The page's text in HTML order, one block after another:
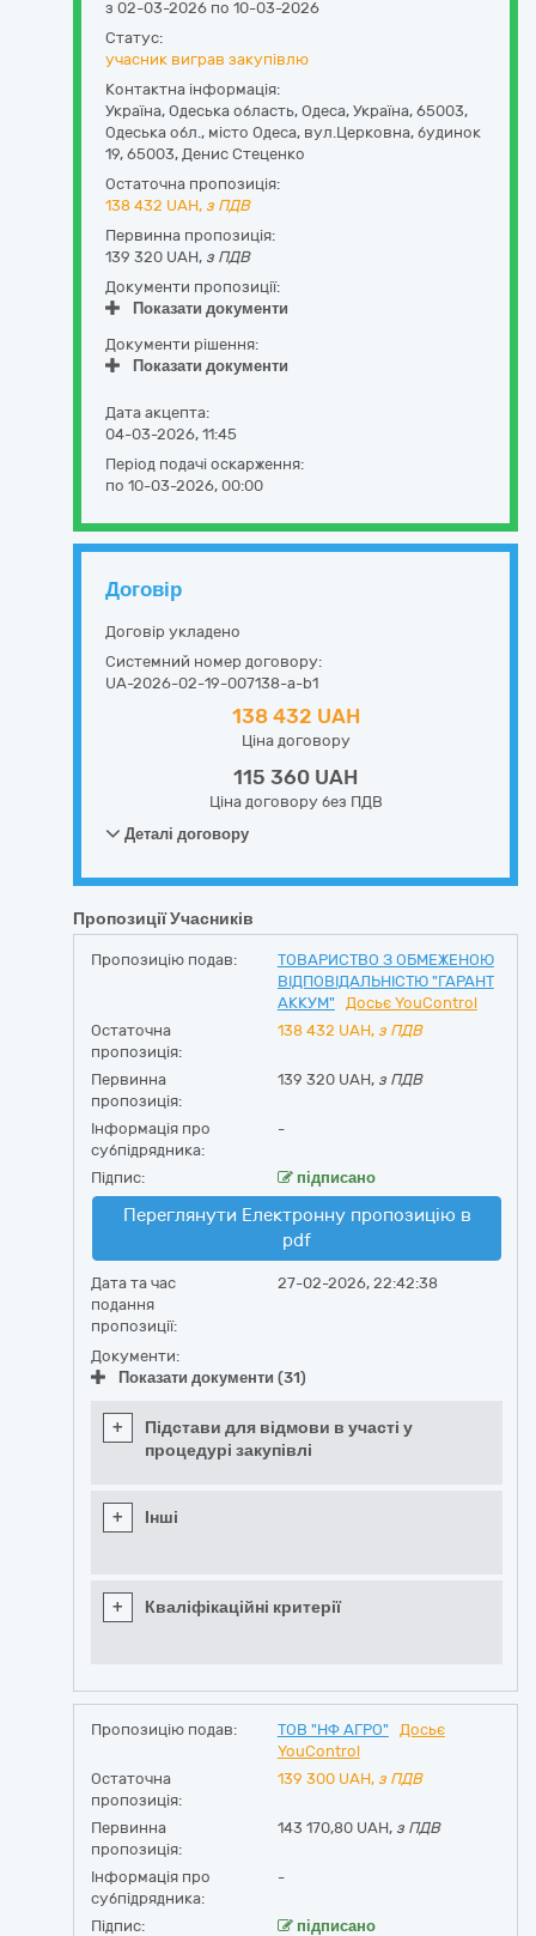
з 02-03-2026 по 10-03-2026
Статус:
учасник виграв закупівлю
Контактна інформація:
Україна, Одеська область, Одеса, Україна, 65003,
Одеська обл., місто Одеса, вул.Церковна, будинок
19, 65003, Денис Стеценко
Остаточна пропозиція:
138 432 UAH, з ПДВ
Первинна пропозиція:
139 320 UAH, з ПДВ
Документи пропозиції:
Показати документи
Документи рішення:
Показати документи
Дата акцепта:
04-03-2026, 11:45
Період подачі оскарження:
по 10-03-2026, 00:00
Договір
Договір укладено
Системний номер договору:
UA-2026-02-19-007138-a-b1
138 432 UAH
Ціна договору
115 360 UAH
Ціна договору без ПДВ
Деталі договору
Пропозиції Учасників
Пропозицію подав:
ТОВАРИСТВО З ОБМЕЖЕНОЮ
ВІДПОВІДАЛЬНІСТЮ "ГАРАНТ
АККУМ"
Досьє YouControl
Остаточна
пропозиція:
138 432 UAH, з ПДВ
Первинна
пропозиція:
139 320 UAH, з ПДВ
Інформація про
субпідрядника:
-
Підпис: підписано
Переглянути Електронну пропозицію в
pdf
Дата та час
подання
пропозиції:
27-02-2026, 22:42:38
Документи:
Показати документи (31)
+
Підстави для відмови в участі у
процедурі закупівлі
+ Інші
+ Кваліфікаційні критерії
Пропозицію подав: ТОВ "НФ АГРО"
Досьє
YouControl
Остаточна
пропозиція:
139 300 UAH, з ПДВ
Первинна
пропозиція:
143 170,80 UAH, з ПДВ
Інформація про
субпідрядника:
-
Підпис: підписано